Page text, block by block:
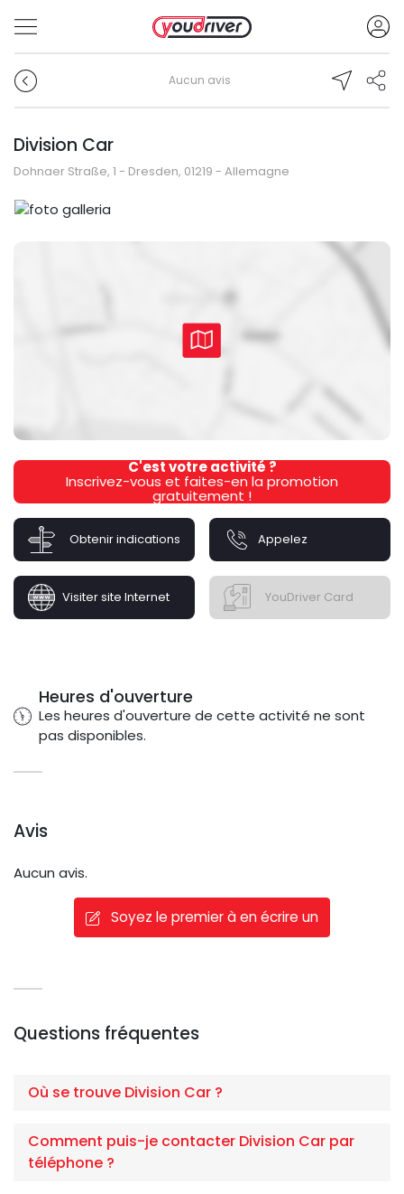
Aucun avis
Division Car
Dohnaer Straße, 1 - Dresden, 01219 - Allemagne
C'est votre activité ?
Inscrivez-vous et faites-en la promotion
gratuitement !
Obtenir indications Appelez
Visiter site Internet YouDriver Card
Heures d'ouverture
Les heures d'ouverture de cette activité ne sont
pas disponibles.
Avis
Aucun avis.
Soyez le premier à en écrire un
Questions fréquentes
Où se trouve Division Car ?
Comment puis-je contacter Division Car par
téléphone ?